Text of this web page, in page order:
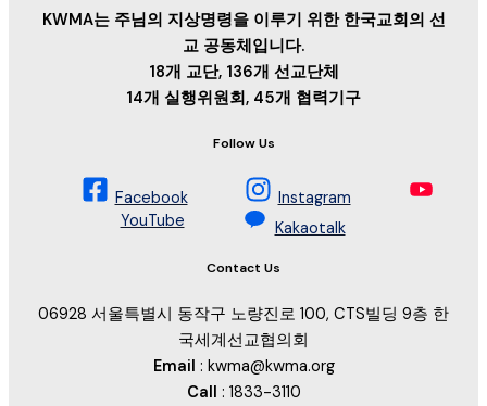
KWMA는 주님의 지상명령을 이루기 위한 한국교회의 선
교 공동체입니다.
18개 교단, 136개 선교단체
14개 실행위원회, 45개 협력기구
Follow Us
Facebook
Instagram
YouTube
Kakaotalk
Contact Us
06928 서울특별시 동작구 노량진로 100, CTS빌딩 9층 한
국세계선교협의회
Email : kwma@kwma.org
Call : 1833-3110